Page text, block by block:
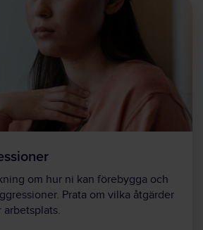
om hur ni kan förebygga och
Prata om vilka åtgärder
arbetsplats.